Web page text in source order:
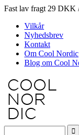
Fast lav fragt 29 DKK
Vilkår
Nyhedsbrev
Kontakt
Om Cool Nordic
Blog om Cool